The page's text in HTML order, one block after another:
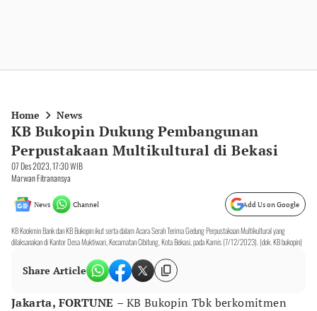
Home News
KB Bukopin Dukung Pembangunan
Perpustakaan Multikultural di Bekasi
07 Des 2023, 17:30 WIB
Marwan Fitranansya
News Channel Add Us on Google
KB Kookmin Bank dan KB Bukopin ikut serta dalam Acara Serah Terima Gedung Perpustakaan Multikultural yang
dilaksanakan di Kantor Desa Muktiwari, Kecamatan Cibitung, Kota Bekasi, pada Kamis (7/12/2023). (dok. KB bukopin)
Share Article
Jakarta, FORTUNE – KB Bukopin Tbk berkomitmen